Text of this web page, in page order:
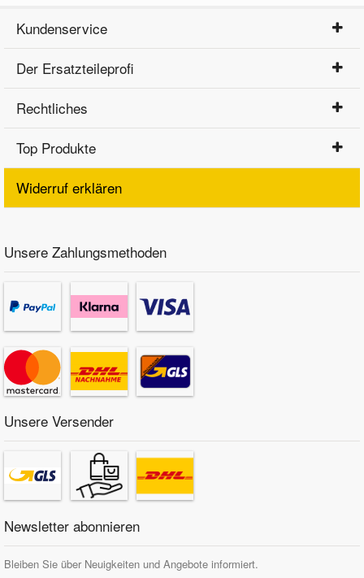
Kundenservice
Der Ersatzteileprofi
Rechtliches
Top Produkte
Widerruf erklären
Unsere Zahlungsmethoden
Unsere Versender
Newsletter abonnieren
Bleiben Sie über Neuigkeiten und Angebote informiert.